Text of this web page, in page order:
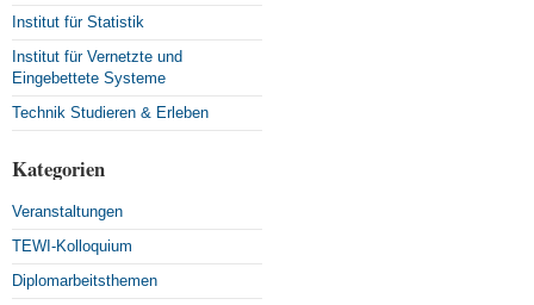
Institut für Statistik
Institut für Vernetzte und
Eingebettete Systeme
Technik Studieren & Erleben
Kategorien
Veranstaltungen
TEWI-Kolloquium
Diplomarbeitsthemen